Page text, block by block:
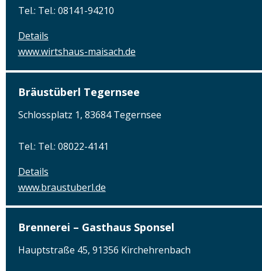
Tel.: Tel.: 08141-94210
Details
www.wirtshaus-maisach.de
Bräustüberl Tegernsee
Schlossplatz 1, 83684 Tegernsee
Tel.: Tel.: 08022-4141
Details
www.braustuberl.de
Brennerei – Gasthaus Sponsel
Hauptstraße 45, 91356 Kirchehrenbach